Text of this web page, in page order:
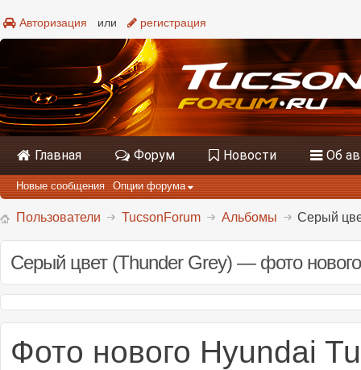
Авторизация или регистрация
Главная Форум Новости Об
Новые сообщения Опции форума
Пользователи TucsonForum Альбомы Серый
Серый цвет (Thunder Grey) — фото
Фото нового Hyundai